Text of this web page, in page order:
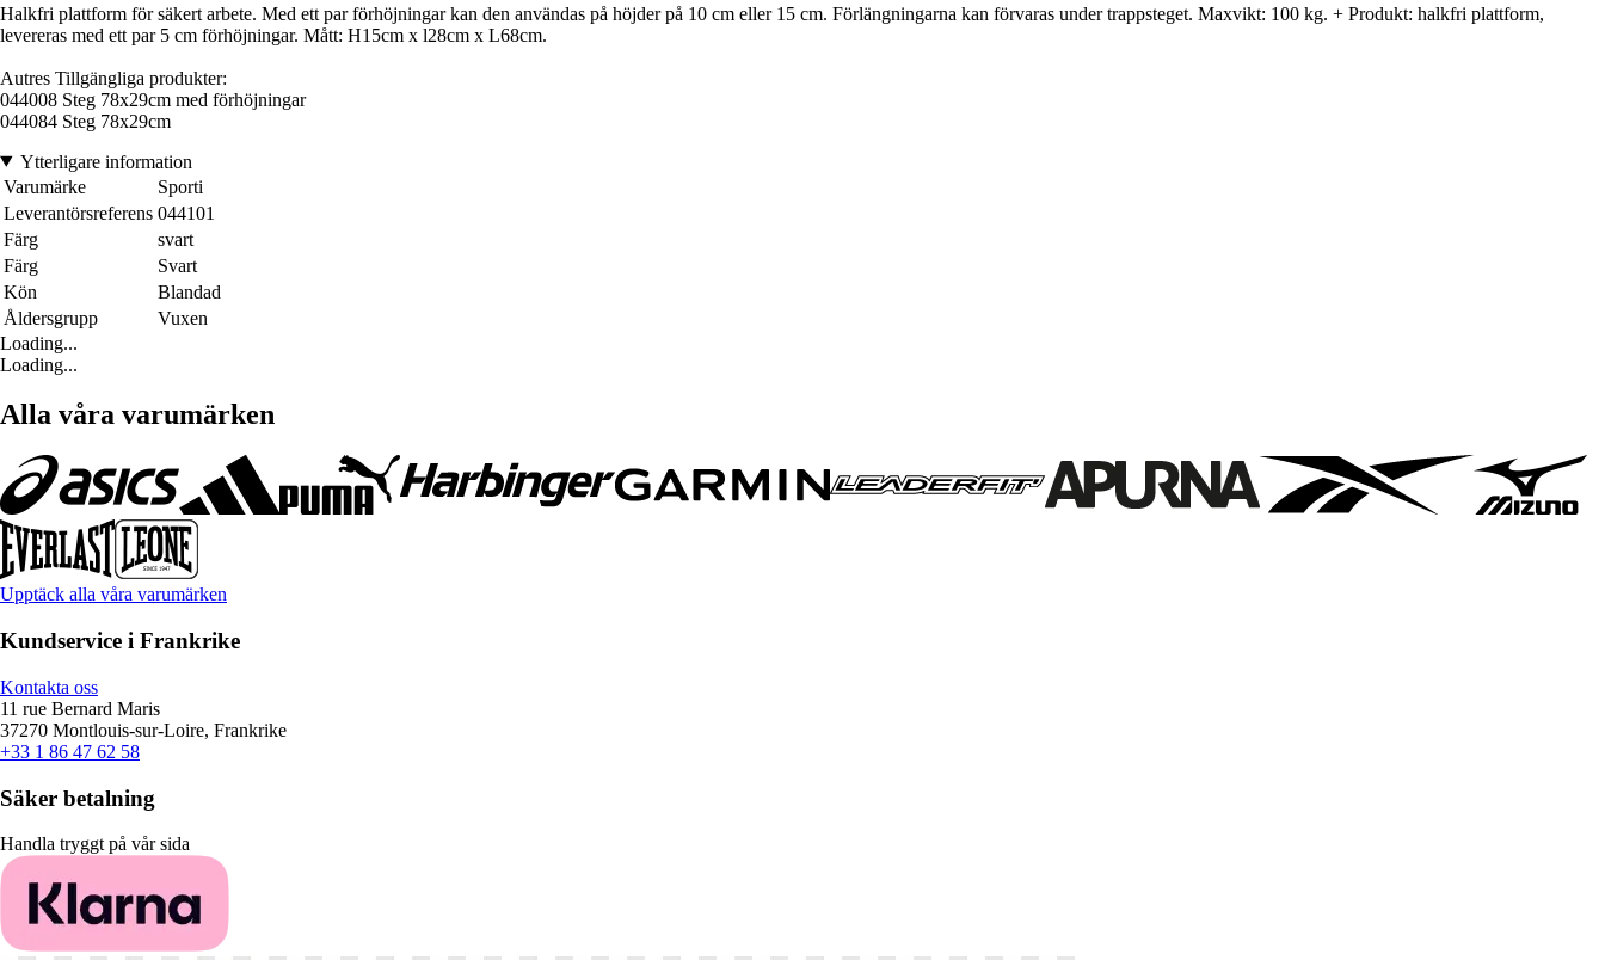
Halkfri plattform för säkert arbete. Med ett par förhöjningar kan den användas på höjder på 10 cm eller 15 cm. Förlängningarna kan förvaras under trappsteget. Maxvikt: 100 kg. + Produkt: halkfri plattform,
levereras med ett par 5 cm förhöjningar. Mått: H15cm x l28cm x L68cm.
Autres Tillgängliga produkter:
044008 Steg 78x29cm med förhöjningar
044084 Steg 78x29cm
Ytterligare information
Varumärke
Sporti
Leverantörsreferens 044101
Färg
svart
Färg
Svart
Kön
Blandad
Åldersgrupp
Vuxen
Loading...
Loading...
Alla våra varumärken
Upptäck alla våra varumärken
Kundservice i Frankrike
Kontakta oss
11 rue Bernard Maris
37270 Montlouis-sur-Loire, Frankrike
+33 1 86 47 62 58
Säker betalning
Handla tryggt på vår sida